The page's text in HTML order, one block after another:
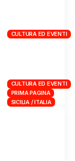
CULTURA ED EVENTI
CULTURA ED EVENTI
PRIMA PAGINA
SICILIA / ITALIA